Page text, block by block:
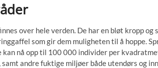
over hele verden. De har en bløt kropp og
som gir dem muligheten til å hoppe.
nå opp til 100 000 individer per
andre fuktige miljøer både utendørs og